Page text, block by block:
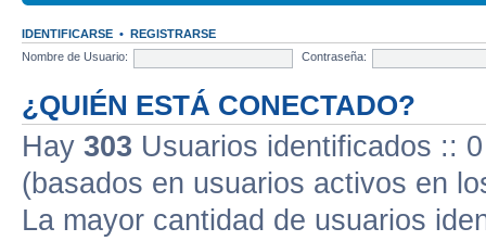
IDENTIFICARSE • REGISTRARSE
Nombre de Usuario:
Contraseña:
¿QUIÉN ESTÁ CONECTADO?
Hay 303 Usuarios identificados ::
(basados en usuarios activos en
La mayor cantidad de usuarios